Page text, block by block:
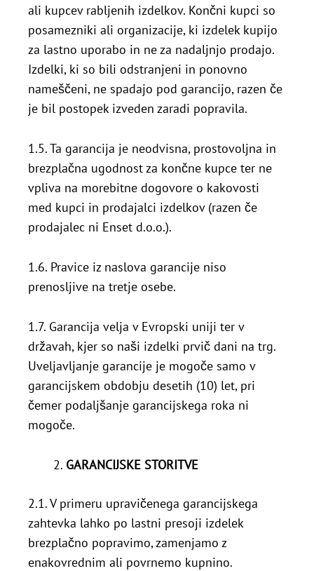
ali kupcev rabljenih izdelkov. Končni kupci so
posamezniki ali organizacije, ki izdelek kupijo
za lastno uporabo in ne za nadaljnjo prodajo.
Izdelki, ki so bili odstranjeni in ponovno
nameščeni, ne spadajo pod garancijo, razen če
je bil postopek izveden zaradi popravila.
1.5. Ta garancija je neodvisna, prostovoljna in
brezplačna ugodnost za končne kupce ter ne
vpliva na morebitne dogovore o kakovosti
med kupci in prodajalci izdelkov (razen če
prodajalec ni Enset d.o.o.).
1.6. Pravice iz naslova garancije niso
prenosljive na tretje osebe.
1.7. Garancija velja v Evropski uniji ter v
državah, kjer so naši izdelki prvič dani na trg.
Uveljavljanje garancije je mogoče samo v
garancijskem obdobju desetih (10) let, pri
čemer podaljšanje garancijskega roka ni
mogoče.
GARANCIJSKE STORITVE
2.1. V primeru upravičenega garancijskega
zahtevka lahko po lastni presoji izdelek
brezplačno popravimo, zamenjamo z
enakovrednim ali povrnemo kupnino.